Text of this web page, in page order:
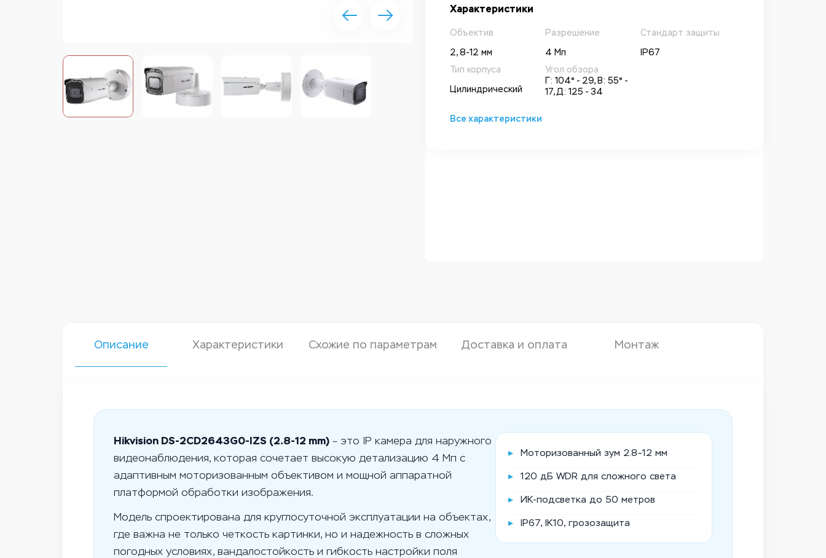
Характеристики
Объектив
2, 8-12 мм
Разрешение
4 Мп
Стандарт защиты
IP67
Тип корпуса
Цилиндрический
Угол обзора
Г: 104° - 29, В: 55° -
17, Д: 125 - 34
Все характеристики
Описание Характеристики Схожие по параметрам Доставка и оплата Монтаж
Hikvision DS-2CD2643G0-IZS (2.8-12 mm) – это IP камера для наружного
видеонаблюдения, которая сочетает высокую детализацию 4 Мп с
адаптивным моторизованным объективом и мощной аппаратной
платформой обработки изображения.
Модель спроектирована для круглосуточной эксплуатации на объектах,
где важна не только четкость картинки, но и надежность в сложных
погодных условиях, вандалостойкость и гибкость настройки поля
▸ Моторизованный зум 2.8–12 мм
▸ 120 дБ WDR для сложного света
▸ ИК-подсветка до 50 метров
▸ IP67, IK10, грозозащита